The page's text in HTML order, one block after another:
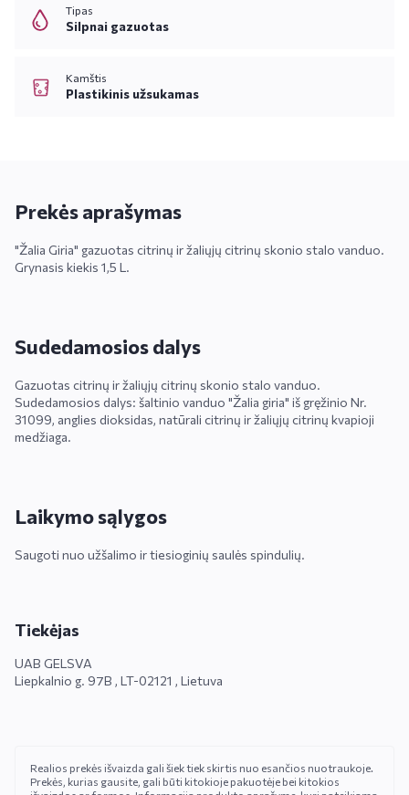
Tipas
Silpnai gazuotas
Kamštis
Plastikinis užsukamas
Prekės aprašymas
"Žalia Giria" gazuotas citrinų ir žaliųjų citrinų skonio stalo vanduo.
Grynasis kiekis 1,5 L.
Sudedamosios dalys
Gazuotas citrinų ir žaliųjų citrinų skonio stalo vanduo.
Sudedamosios dalys: šaltinio vanduo "Žalia giria" iš gręžinio Nr.
31099, anglies dioksidas, natūrali citrinų ir žaliųjų citrinų kvapioji
medžiaga.
Laikymo sąlygos
Saugoti nuo užšalimo ir tiesioginių saulės spindulių.
Tiekėjas
UAB GELSVA
Liepkalnio g. 97B , LT-02121 , Lietuva
Realios prekės išvaizda gali šiek tiek skirtis nuo esančios nuotraukoje.
Prekės, kurias gausite, gali būti kitokioje pakuotėje bei kitokios